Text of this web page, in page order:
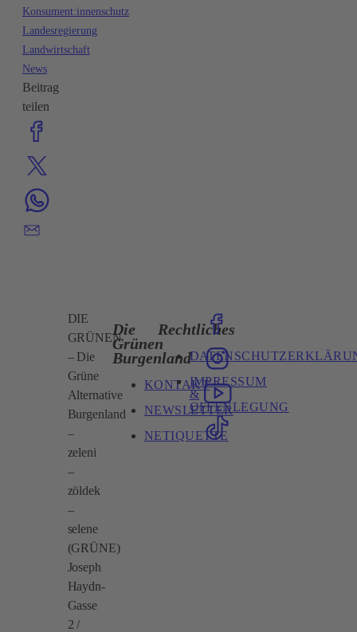
Konsument:innenschutz
Landesregierung
Landwirtschaft
News
Beitrag
teilen
DIE
GRÜNEN
– Die
Grüne
Alternative
Burgenland
–
zeleni
–
zöldek
–
selene
(GRÜNE)
Joseph
Haydn-
Gasse
2 /
Die
Grünen
Burgenland
KONTAKT
NEWSLETTER
NETIQUETTE
Rechtliches
IMPRESSUM
&
OFFENLEGUNG